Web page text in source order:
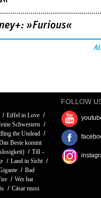
»Furious«
Eiffel in Love
Schwestern
the Undead
Beste kommt
Till –
Land in Sicht
Bad
Wer hat
Cäsar muss
FOLLOW